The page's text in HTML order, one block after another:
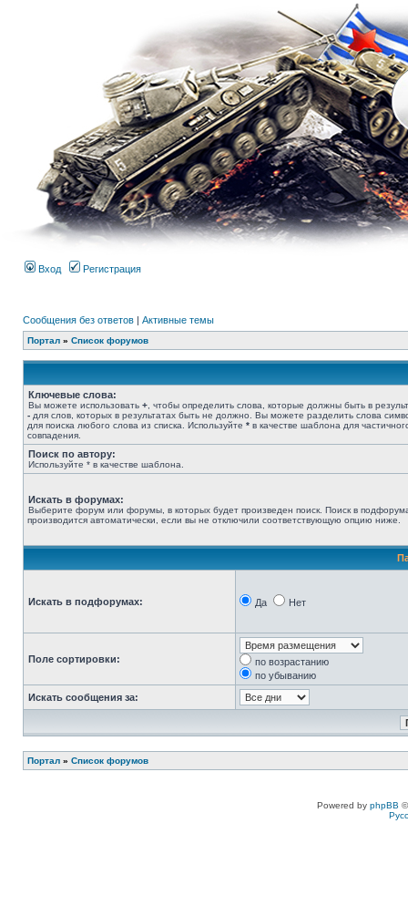
Вход Регистрация
Сообщения без ответов | Активные темы
Портал » Список форумов
Ключевые слова:
Вы можете использовать + , чтобы определить слова, которые должны быть в
- для слов, которых в результатах быть не должно. Вы можете разделить слова
для поиска любого слова из списка. Используйте * в качестве шаблона для
совпадения.
Поиск по автору:
Используйте * в качестве шаблона.
Искать в форумах:
Выберите форум или форумы, в которых будет произведен поиск. Поиск в
производится автоматически, если вы не отключили соответствующую опцию ниже.
Искать в подфорумах: Да Нет
Поле сортировки:
по возрастанию
по убыванию
Искать сообщения за:
Портал » Список форумов
Powered by phpBB